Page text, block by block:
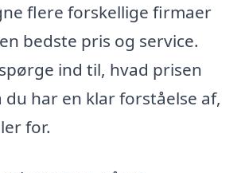
flere forskellige firmaer
bedste pris og service.
ind til, hvad prisen
du har en klar forståelse af,
for.